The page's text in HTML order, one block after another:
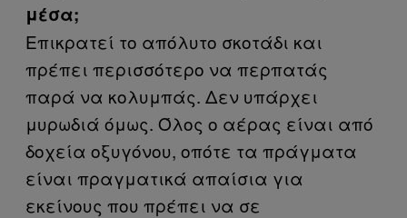
μέσα;
Επικρατεί το απόλυτο σκοτάδι και
πρέπει περισσότερο να περπατάς
παρά να κολυμπάς. Δεν υπάρχει
μυρωδιά όμως. Όλος ο αέρας είναι από
δοχεία οξυγόνου, οπότε τα πράγματα
είναι πραγματικά απαίσια για
εκείνους που πρέπει να σε